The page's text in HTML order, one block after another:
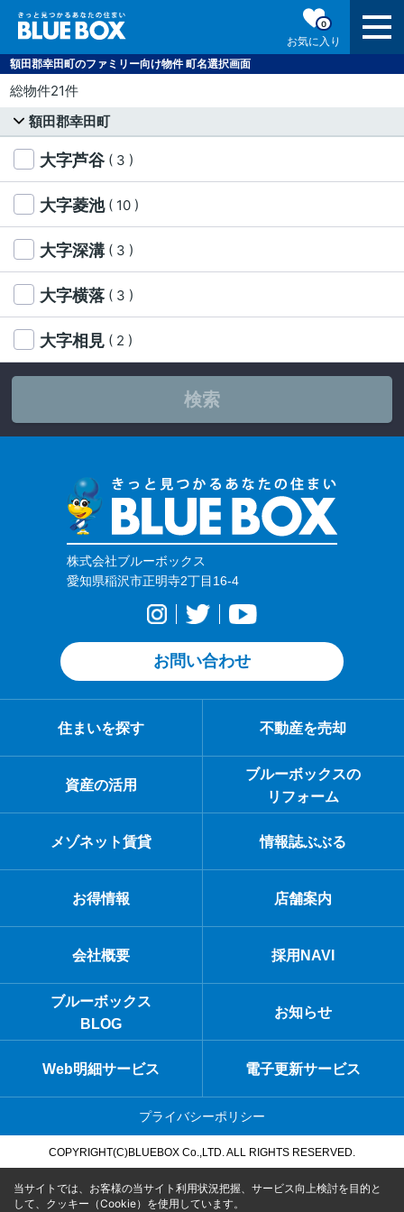
お気に入り
0
額田郡幸田町のファミリー向け物件 町名選択画面
総物件21件
額田郡幸田町
大字芦谷 ( 3 )
大字菱池 ( 10 )
大字深溝 ( 3 )
大字横落 ( 3 )
大字相見 ( 2 )
検索
株式会社ブルーボックス
愛知県稲沢市正明寺2丁目16-4
お問い合わせ
住まいを探す 不動産を売却
資産の活用
ブルーボックスの
リフォーム
メゾネット賃貸 情報誌ぶぶる
お得情報 店舗案内
会社概要 採用NAVI
ブルーボックス
BLOG
お知らせ
Web明細サービス 電子更新サービス
プライバシーポリシー
COPYRIGHT(C)BLUEBOX Co.,LTD. ALL RIGHTS RESERVED.
当サイトでは、お客様の当サイト利用状況把握、サービス向上検討を目的と
して、クッキー（Cookie）を使用しています。